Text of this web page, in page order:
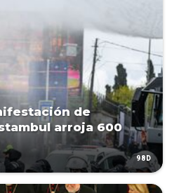
de
arroja 600
98D